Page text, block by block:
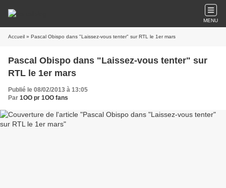
MENU
Accueil » Pascal Obispo dans "Laissez-vous tenter" sur RTL le 1er mars
Pascal Obispo dans "Laissez-vous tenter" sur
RTL le 1er mars
Publié le 08/02/2013 à 13:05
Par 1OO pr 1OO fans